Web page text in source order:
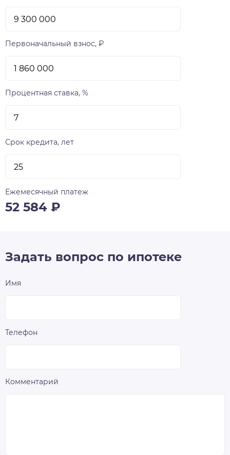
Первоначальный взнос, ₽
Процентная ставка, %
Срок кредита, лет
Ежемесячный платеж
52 584 ₽
Задать вопрос по ипотеке
Имя
Телефон
Комментарий